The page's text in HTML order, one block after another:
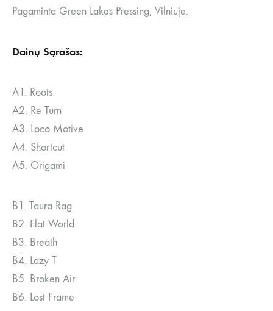
Pagaminta Green Lakes Pressing, Vilniuje.
Dainų Sąrašas:
A1. Roots
A2. Re Turn
A3. Loco Motive
A4. Shortcut
A5. Origami
B1. Taura Rag
B2. Flat World
B3. Breath
B4. Lazy T
B5. Broken Air
B6. Lost Frame